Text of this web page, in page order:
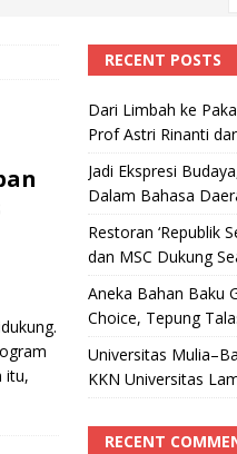
itu,
RECENT POSTS
Dari Limbah ke
Prof Astri Rinanti
Jadi Ekspresi
Dalam Bahasa
Restoran ‘Republik
dan MSC Dukung
Aneka Bahan Baku
Choice, Tepung
Universitas
KKN Universitas
RECENT